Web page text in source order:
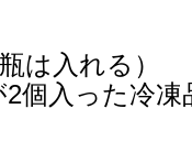
は入れる）
個入った冷凍